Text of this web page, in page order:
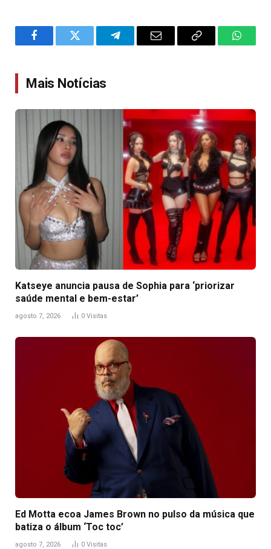
FacebookTwitter TelegramEmail
Copy
Mais Notícias
Katseye anuncia pausa de Sophia para ‘priorizar
saúde mental e bem-estar’
agosto 7, 2026 0 Visitas
Ed Motta ecoa James Brown no pulso da música que
batiza o álbum ‘Toc toc’
agosto 7, 2026 0 Visitas